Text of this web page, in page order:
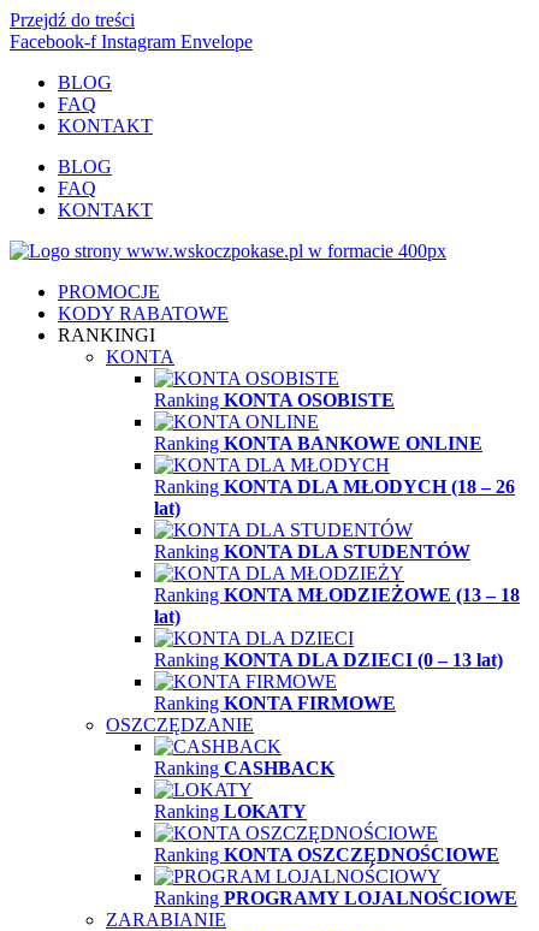
Przejdź do treści
Facebook-f Instagram Envelope
BLOG
FAQ
KONTAKT
BLOG
FAQ
KONTAKT
PROMOCJE
KODY RABATOWE
RANKINGI
KONTA
Ranking KONTA OSOBISTE
Ranking KONTA BANKOWE ONLINE
Ranking KONTA DLA MŁODYCH (18 – 26
lat)
Ranking KONTA DLA STUDENTÓW
Ranking KONTA MŁODZIEŻOWE (13 – 18
lat)
Ranking KONTA DLA DZIECI (0 – 13 lat)
Ranking KONTA FIRMOWE
OSZCZĘDZANIE
Ranking CASHBACK
Ranking LOKATY
Ranking KONTA OSZCZĘDNOŚCIOWE
Ranking PROGRAMY LOJALNOŚCIOWE
ZARABIANIE